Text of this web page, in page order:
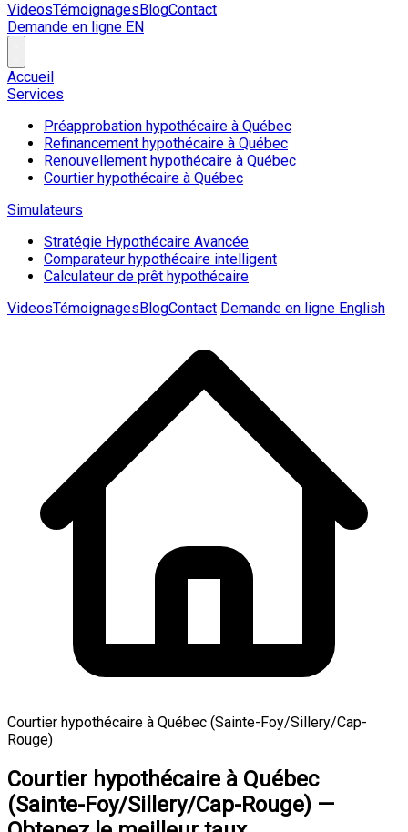
VideosTémoignagesBlogContact
Demande en ligne EN
Accueil
Services
Préapprobation hypothécaire à Québec
Refinancement hypothécaire à Québec
Renouvellement hypothécaire à Québec
Courtier hypothécaire à Québec
Simulateurs
Stratégie Hypothécaire Avancée
Comparateur hypothécaire intelligent
Calculateur de prêt hypothécaire
VideosTémoignagesBlogContact Demande en ligne English
Courtier hypothécaire à Québec (Sainte-Foy/Sillery/Cap-
Rouge)
Courtier hypothécaire à Québec
(Sainte-Foy/Sillery/Cap-Rouge) —